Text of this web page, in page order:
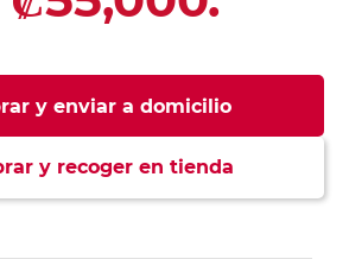
y enviar a domicilio
y recoger en tienda